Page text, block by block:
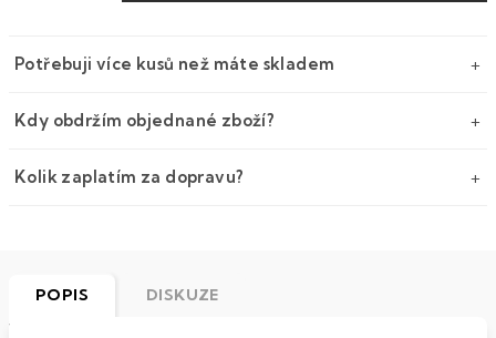
Potřebuji více kusů než máte skladem
Kdy obdržím objednané zboží?
Kolik zaplatím za dopravu?
POPIS DISKUZE